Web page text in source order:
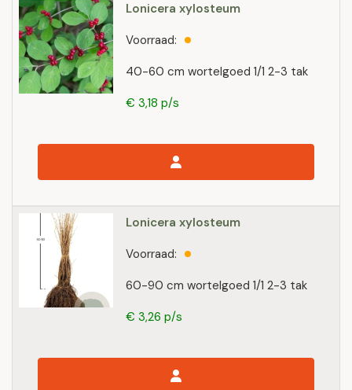
Lonicera xylosteum
40-60 cm wortelgoed 1/1 2-3 tak
Voorraad:
€ 3,18 p/s
Lonicera xylosteum
60-90 cm wortelgoed 1/1 2-3 tak
Voorraad:
€ 3,26 p/s